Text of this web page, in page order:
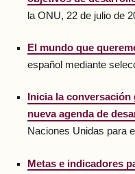
la ONU, 22 de julio de
El mundo que
español mediante
Inicia la
nueva agenda de
Naciones Unidas para
Metas e indicadores